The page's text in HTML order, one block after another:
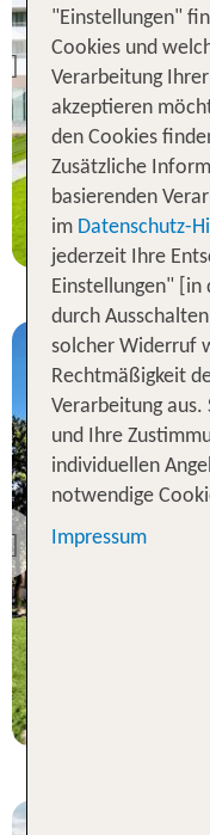
Previous
Previous
"Einstellungen"
Cookies und
Verarbeitung
akzeptieren
den Cookies
Zusätzliche
basierenden
im Datenschutz-
jederzeit Ihre
Einstellungen" [in
durch
solcher Widerruf
Rechtmäßigkeit
Verarbeitung aus.
und Ihre
individuellen
notwendige
Impressum